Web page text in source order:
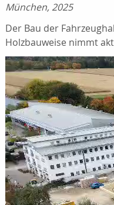
München, 2025
Der Bau der
Holzbauweise nimmt
Video-
Player